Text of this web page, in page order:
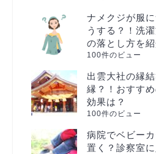
ナメクジが服
うする？！洗
の落とし方を紹
100件のビュー
出雲大社の縁
縁？！おすす
効果は？
100件のビュー
病院でベビー
置く？診察室